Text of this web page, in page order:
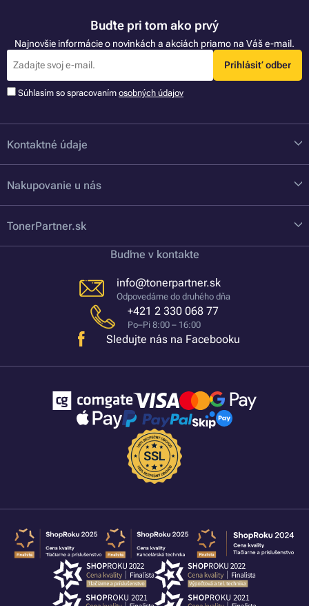
Buďte pri tom ako prvý
Najnovšie informácie o novinkách a akciách priamo na Váš e-mail.
Prihlásiť odber
Súhlasím so spracovaním osobných údajov
Kontaktné údaje
Nakupovanie u nás
TonerPartner.sk
Buďme v kontakte
info@tonerpartner.sk
Odpovedáme do druhého dňa
+421 2 330 068 77
Po–Pi 8:00 – 16:00
Sledujte nás na Facebooku